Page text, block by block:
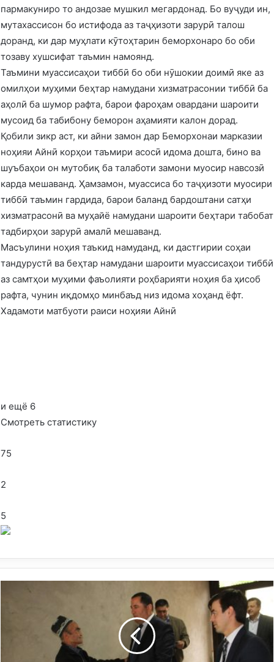
пармакуниро то андозае мушкил мегардонад. Бо вуҷуди ин,
мутахассисон бо истифода аз таҷҳизоти зарурӣ талош
доранд, ки дар муҳлати кӯтоҳтарин беморхонаро бо оби
тозаву хушсифат таъмин намоянд.
Таъмини муассисаҳои тиббӣ бо оби нӯшокии доимӣ яке аз
омилҳои муҳими беҳтар намудани хизматрасонии тиббӣ ба
аҳолӣ ба шумор рафта, барои фароҳам овардани шароити
мусоид ба табибону беморон аҳамияти калон дорад.
Қобили зикр аст, ки айни замон дар Беморхонаи марказии
ноҳияи Айнӣ корҳои таъмири асосӣ идома дошта, бино ва
шуъбаҳои он мутобиқ ба талаботи замони муосир навсозӣ
карда мешаванд. Ҳамзамон, муассиса бо таҷҳизоти муосири
тиббӣ таъмин гардида, барои баланд бардоштани сатҳи
хизматрасонӣ ва муҳайё намудани шароити беҳтари табобат
тадбирҳои зарурӣ амалӣ мешаванд.
Масъулини ноҳия таъкид намуданд, ки дастгирии соҳаи
тандурустӣ ва беҳтар намудани шароити муассисаҳои тиббӣ
аз самтҳои муҳими фаъолияти роҳбарияти ноҳия ба ҳисоб
рафта, чунин иқдомҳо минбаъд низ идома хоҳанд ёфт.
Хадамоти матбуоти раиси ноҳияи Айнӣ
и ещё 6
Смотреть статистику
75
2
5